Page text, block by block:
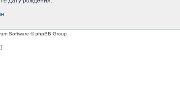
Software © phpBB Group